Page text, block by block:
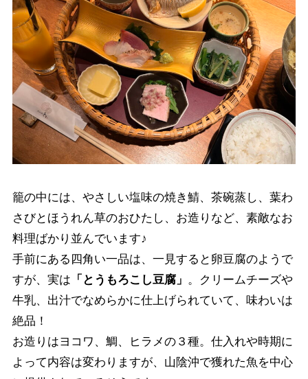
籠の中には、やさしい塩味の焼き鯖、茶碗蒸し、葉わ
さびとほうれん草のおひたし、お造りなど、素敵なお
料理ばかり並んでいます♪
手前にある四角い一品は、一見すると卵豆腐のようで
すが、実は 「とうもろこし豆腐」 。クリームチーズや
牛乳、出汁でなめらかに仕上げられていて、味わいは
絶品！
お造りはヨコワ、鯛、ヒラメの３種。仕入れや時期に
よって内容は変わりますが、山陰沖で獲れた魚を中心